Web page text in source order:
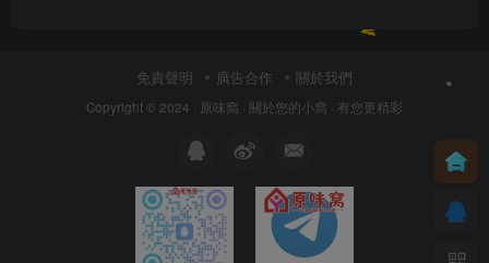
免責聲明 廣告合作 關於我們
Copyright © 2024 · 原味窩 · 關於您的小窩 · 有您更精彩